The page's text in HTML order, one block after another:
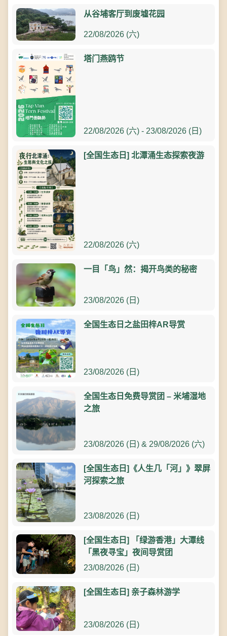
从谷埔客厅到废墟花园
22/08/2026 (六)
塔门燕鸥节
22/08/2026 (六) - 23/08/2026 (日)
[全国生态日] 北潭涌生态探索夜游
22/08/2026 (六)
一目「鸟」然：揭开鸟类的秘密
23/08/2026 (日)
全国生态日之盐田梓AR导赏
23/08/2026 (日)
全国生态日免费导赏团 – 米埔湿地
之旅
23/08/2026 (日) & 29/08/2026 (六)
[全国生态日]《人生几「河」》翠屏
河探索之旅
23/08/2026 (日)
[全国生态日] 「绿游香港」大潭线
「黑夜寻宝」夜间导赏团
23/08/2026 (日)
[全国生态日] 亲子森林游学
23/08/2026 (日)